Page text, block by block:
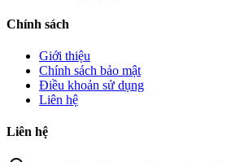
Chính sách
Giới thiệu
Chính sách bảo mật
Điều khoản sử dụng
Liên hệ
Liên hệ